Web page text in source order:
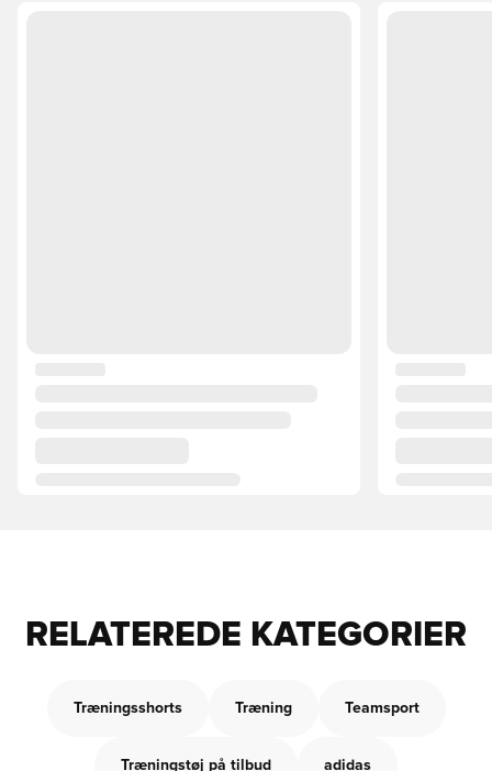
RELATEREDE KATEGORIER
Træningsshorts Træning Teamsport
Træningstøj på tilbud adidas